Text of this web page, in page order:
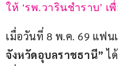
ให้ ‘รพ.วารินชำราบ’
เมื่อวันที่ 8 พ.ค. 69 แฟน
จังหวัดอุบลราชธานี” ไ